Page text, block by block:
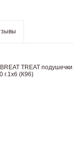
TREAT подушечки
г.1х6 (К96)